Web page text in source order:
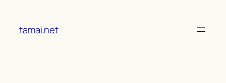
content
tamai.net